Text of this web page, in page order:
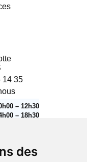
des
14 35
– 12h30
– 18h30
Fermé